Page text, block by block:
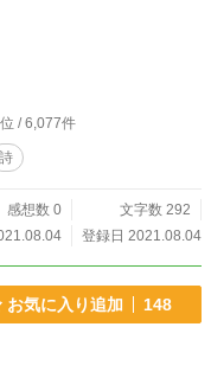
位 / 6,077件
詩
感想数 0
文字数 292
登録日 2021.08.04
お気に入り追加 148